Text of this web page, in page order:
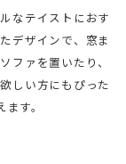
なテイストにおす
デザインで、窓ま
ファを置いたり、
しい方にもぴった
す。